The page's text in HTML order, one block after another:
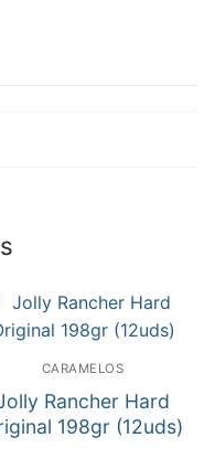
CARAMELOS
Rancher Hard
198gr (12uds)